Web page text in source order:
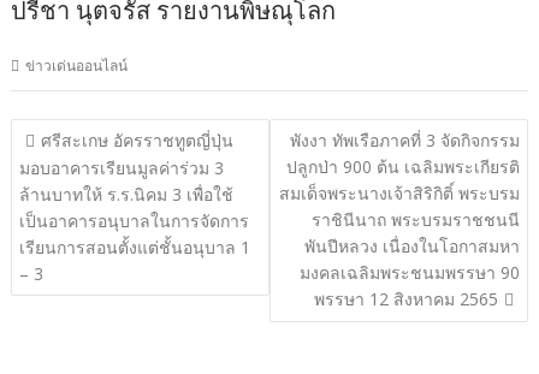
ปรีชา นุตจรัส รายงานพิษณุโลก
ข่าวเด่นออนไลน์
แนะแนว
เรื่อง
ศรีสะเกษ อัครราชทูตญี่ปุ่น
มอบอาคารเรียนมูลค่าร่วม 3
ล้านบาทให้ ร.ร.นิคม 3 เพื่อใช้
เป็นอาคารอนุบาลในการจัดการ
เรียนการสอนตั้งแต่ชั้นอนุบาล 1
– 3
พังงา ทัพเรือภาคที่ 3 จัดกิจกรรม
ปลูกป่า 900 ต้น เฉลิมพระเกียรติ
สมเด็จพระนางเจ้าสิริกิติ์ พระบรม
ราชินีนาถ พระบรมราชชนนี
พันปีหลวง เนื่องในโอกาสมหา
มงคลเฉลิมพระชนมพรรษา 90
พรรษา 12 สิงหาคม 2565